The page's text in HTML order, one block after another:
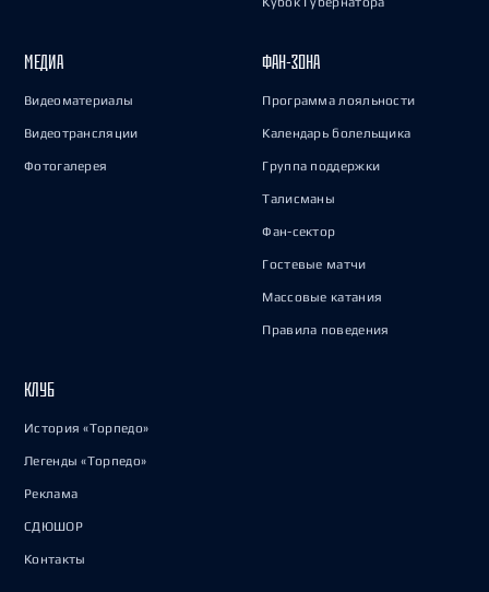
МЕДИА
Видеоматериалы
Видеотрансляции
Фотогалерея
ФАН-ЗОНА
Программа лояльности
Календарь болельщика
Группа поддержки
Талисманы
Фан-сектор
Гостевые матчи
Массовые катания
Правила поведения
КЛУБ
История «Торпедо»
Легенды «Торпедо»
Реклама
СДЮШОР
Контакты